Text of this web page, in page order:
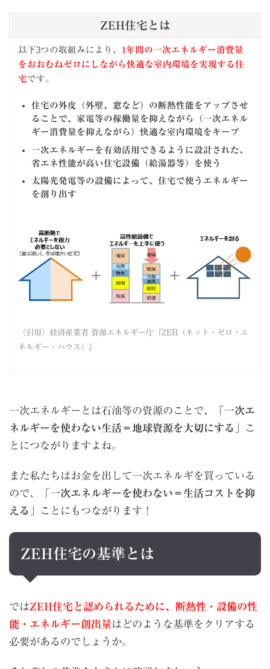
ZEH住宅とは
以下3つの取組みにより、 1年間の一次エネルギー消費量
をおおむねゼロにしながら快適な室内環境を実現する住
宅です。
住宅の外皮（外壁、窓など）の断熱性能をアップさせ
ることで、家電等の稼働量を抑えながら（一次エネル
ギー消費量を抑えながら）快適な室内環境をキープ
一次エネルギーを有効活用できるように設計された、
省エネ性能が高い住宅設備（給湯器等）を使う
太陽光発電等の設備によって、住宅で使うエネルギー
を創り出す
〈引用〉 経済産業省 資源エネルギー庁『ZEH（ネット・ゼロ・エ
ネルギー・ハウス）』
一次エネルギーとは石油等の資源のことで、「 一次エ
ネルギーを使わない生活＝地球資源を大切にする
」こ
とにつながりますよね。
また私たちはお金を出して一次エネルギを買っている
ので、「 一次エネルギーを使わない＝生活コストを抑
える
」ことにもつながります！
ZEH住宅の基準とは
ではZEH住宅と認められるために、断熱性・設備の性
能・エネルギー創出量はどのような基準をクリアする
必要があるのでしょうか。